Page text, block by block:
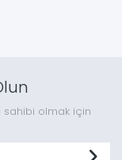
sahibi olmak için